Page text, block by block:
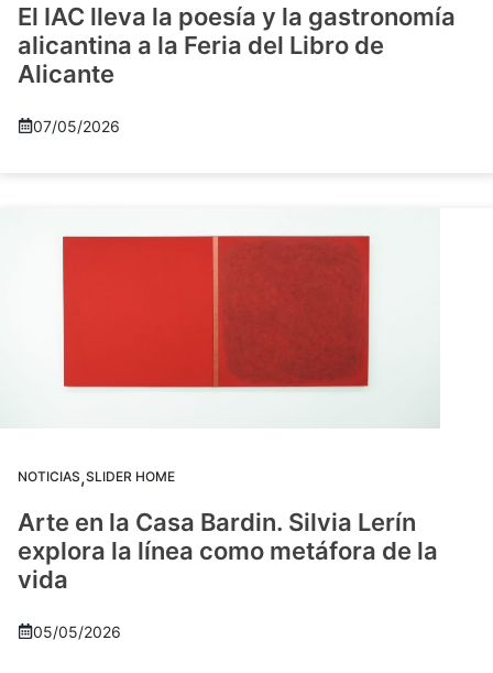
El IAC lleva la poesía y la gastronomía
alicantina a la Feria del Libro de
Alicante
07/05/2026
NOTICIAS,SLIDER HOME
Arte en la Casa Bardin. Silvia Lerín
explora la línea como metáfora de la
vida
05/05/2026